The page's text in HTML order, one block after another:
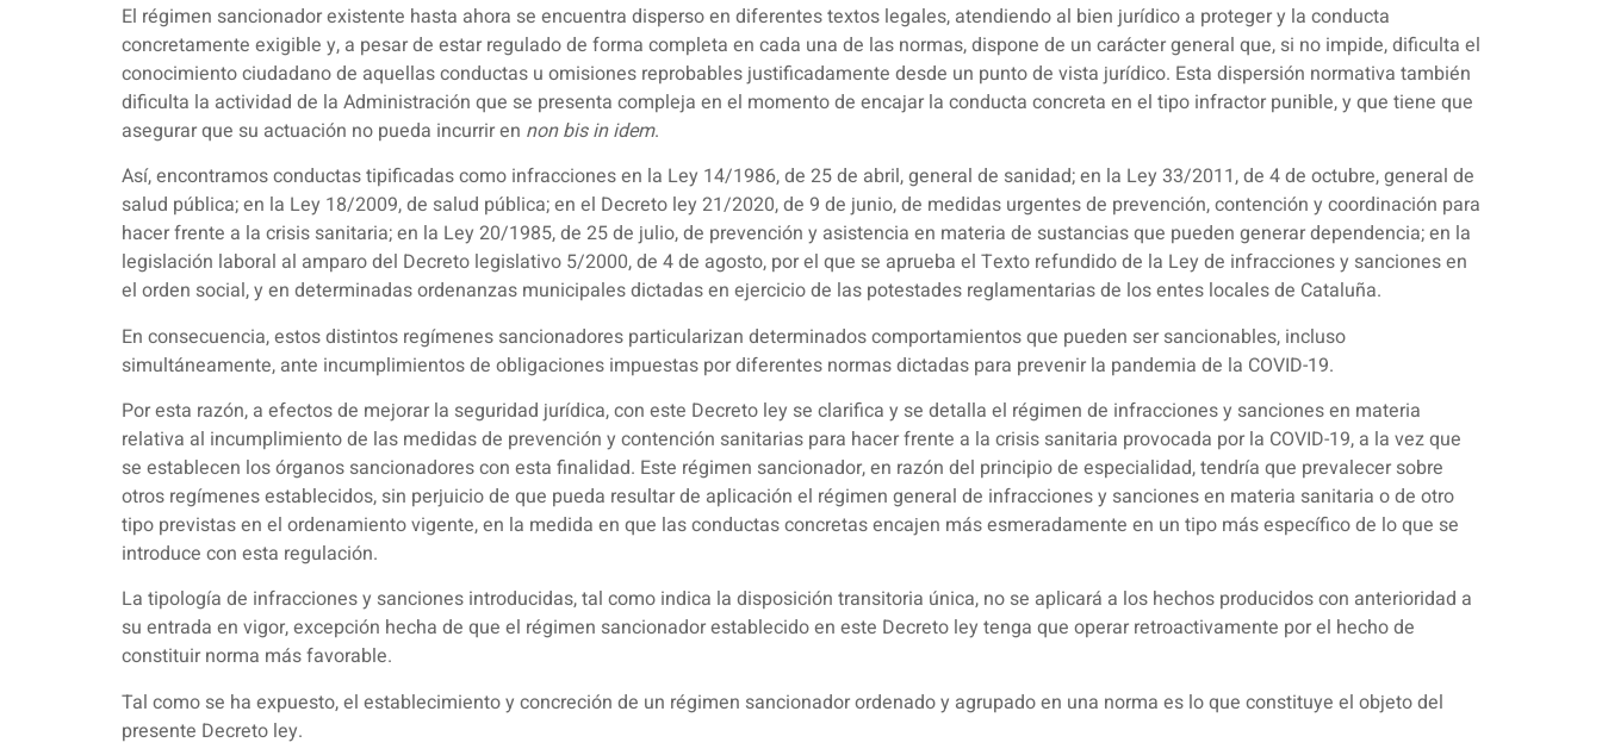
El régimen sancionador existente hasta ahora se encuentra disperso en diferentes textos legales, atendiendo al bien jurídico a proteger y la conducta
concretamente exigible y, a pesar de estar regulado de forma completa en cada una de las normas, dispone de un carácter general que, si no impide, dificulta el
conocimiento ciudadano de aquellas conductas u omisiones reprobables justificadamente desde un punto de vista jurídico. Esta dispersión normativa también
dificulta la actividad de la Administración que se presenta compleja en el momento de encajar la conducta concreta en el tipo infractor punible, y que tiene que
asegurar que su actuación no pueda incurrir en non bis in idem.
Así, encontramos conductas tipificadas como infracciones en la Ley 14/1986, de 25 de abril, general de sanidad; en la Ley 33/2011, de 4 de octubre, general de
salud pública; en la Ley 18/2009, de salud pública; en el Decreto ley 21/2020, de 9 de junio, de medidas urgentes de prevención, contención y coordinación para
hacer frente a la crisis sanitaria; en la Ley 20/1985, de 25 de julio, de prevención y asistencia en materia de sustancias que pueden generar dependencia; en la
legislación laboral al amparo del Decreto legislativo 5/2000, de 4 de agosto, por el que se aprueba el Texto refundido de la Ley de infracciones y sanciones en
el orden social, y en determinadas ordenanzas municipales dictadas en ejercicio de las potestades reglamentarias de los entes locales de Cataluña.
En consecuencia, estos distintos regímenes sancionadores particularizan determinados comportamientos que pueden ser sancionables, incluso
simultáneamente, ante incumplimientos de obligaciones impuestas por diferentes normas dictadas para prevenir la pandemia de la COVID-19.
Por esta razón, a efectos de mejorar la seguridad jurídica, con este Decreto ley se clarifica y se detalla el régimen de infracciones y sanciones en materia
relativa al incumplimiento de las medidas de prevención y contención sanitarias para hacer frente a la crisis sanitaria provocada por la COVID-19, a la vez que
se establecen los órganos sancionadores con esta finalidad. Este régimen sancionador, en razón del principio de especialidad, tendría que prevalecer sobre
otros regímenes establecidos, sin perjuicio de que pueda resultar de aplicación el régimen general de infracciones y sanciones en materia sanitaria o de otro
tipo previstas en el ordenamiento vigente, en la medida en que las conductas concretas encajen más esmeradamente en un tipo más específico de lo que se
introduce con esta regulación.
La tipología de infracciones y sanciones introducidas, tal como indica la disposición transitoria única, no se aplicará a los hechos producidos con anterioridad a
su entrada en vigor, excepción hecha de que el régimen sancionador establecido en este Decreto ley tenga que operar retroactivamente por el hecho de
constituir norma más favorable.
Tal como se ha expuesto, el establecimiento y concreción de un régimen sancionador ordenado y agrupado en una norma es lo que constituye el objeto del
presente Decreto ley.